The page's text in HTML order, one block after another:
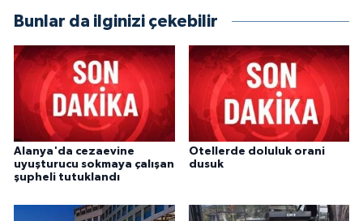
Bunlar da ilginizi çekebilir
Alanya'da cezaevine
uyuşturucu sokmaya çalışan
şupheli tutuklandı
Otellerde doluluk orani
dusuk